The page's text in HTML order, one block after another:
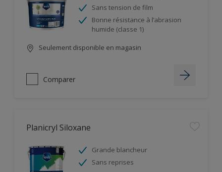
Sans tension de film
Bonne résistance à l’abrasion
humide (classe 1)
Seulement disponible en magasin
Comparer
Planicryl Siloxane
Grande blancheur
Sans reprises